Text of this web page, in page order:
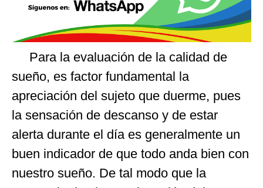
Para la evaluación de la calidad de
sueño, es factor fundamental la
apreciación del sujeto que duerme, pues
la sensación de descanso y de estar
alerta durante el día es generalmente un
buen indicador de que todo anda bien con
nuestro sueño. De tal modo que la